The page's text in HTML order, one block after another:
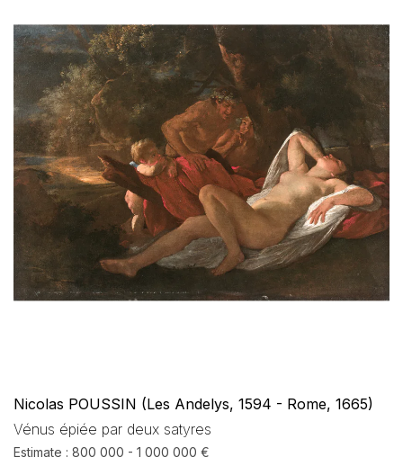
Nicolas POUSSIN (Les Andelys, 1594 - Rome, 1665)
Vénus épiée par deux satyres
Estimate : 800 000 - 1 000 000 €